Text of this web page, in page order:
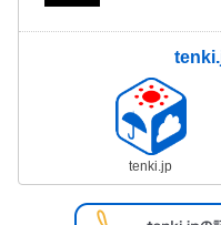
tenki.jp